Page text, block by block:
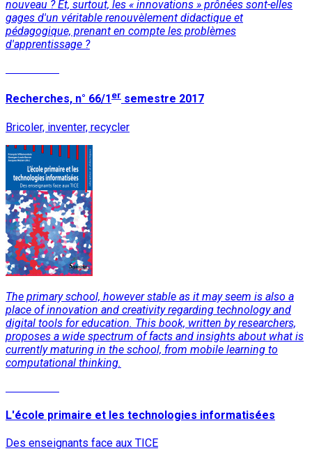
nouveau ? Et, surtout, les « innovations » prônées sont-elles
gages d'un véritable renouvèlement didactique et
pédagogique, prenant en compte les problèmes
d'apprentissage ?
Recherches, n° 66/1 er semestre 2017
Bricoler, inventer, recycler
The primary school, however stable as it may seem is also a
place of innovation and creativity regarding technology and
digital tools for education. This book, written by researchers,
proposes a wide spectrum of facts and insights about what is
currently maturing in the school, from mobile learning to
computational thinking.
L'école primaire et les technologies informatisées
Des enseignants face aux TICE